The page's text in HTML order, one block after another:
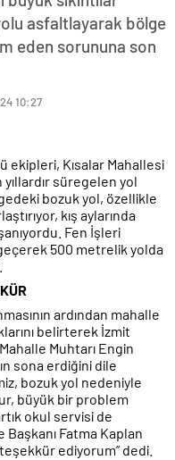
asfaltlayarak bölge
eden sorununa son
10:27
ekipleri, Kısalar Mahallesi
süregelen yol
bozuk yol, özellikle
kış aylarında
Fen İşleri
500 metrelik yolda
ardından mahalle
belirterek İzmit
Muhtarı Engin
sona erdiğini dile
bozuk yol nedeniyle
büyük bir problem
okul servisi de
Fatma Kaplan
ediyorum” dedi.